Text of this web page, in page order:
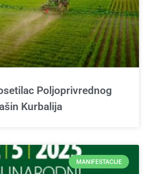
Poljoprivrednog
Kurbalija
MANIFESTACIJE